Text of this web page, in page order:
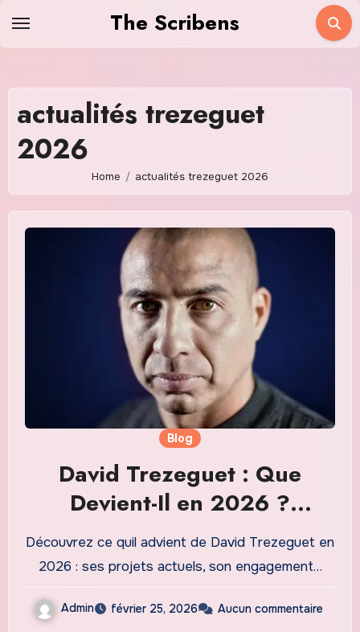
The Scribens
actualités trezeguet
2026
Home actualités trezeguet 2026
Blog
David Trezeguet : Que
Devient-Il en 2026 ?
Parcours, Actualités et
Héritage Expliqué
Découvrez ce quil advient de David Trezeguet en
2026 : ses projets actuels, son engagement…
Admin février 25, 2026 Aucun commentaire